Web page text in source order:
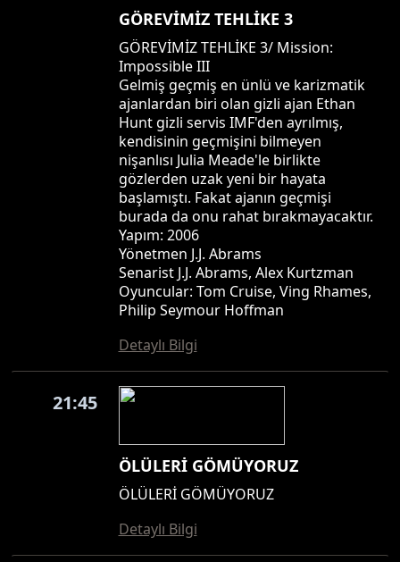
GÖREVİMİZ TEHLİKE 3
GÖREVİMİZ TEHLİKE 3/ Mission:
Impossible III
Gelmiş geçmiş en ünlü ve karizmatik
ajanlardan biri olan gizli ajan Ethan
Hunt gizli servis IMF'den ayrılmış,
kendisinin geçmişini bilmeyen
nişanlısı Julia Meade'le birlikte
gözlerden uzak yeni bir hayata
başlamıştı. Fakat ajanın geçmişi
burada da onu rahat bırakmayacaktır.
Yapım: 2006
Yönetmen J.J. Abrams
Senarist J.J. Abrams, Alex Kurtzman
Oyuncular: Tom Cruise, Ving Rhames,
Philip Seymour Hoffman
Detaylı Bilgi
21:45
ÖLÜLERİ GÖMÜYORUZ
ÖLÜLERİ GÖMÜYORUZ
Detaylı Bilgi